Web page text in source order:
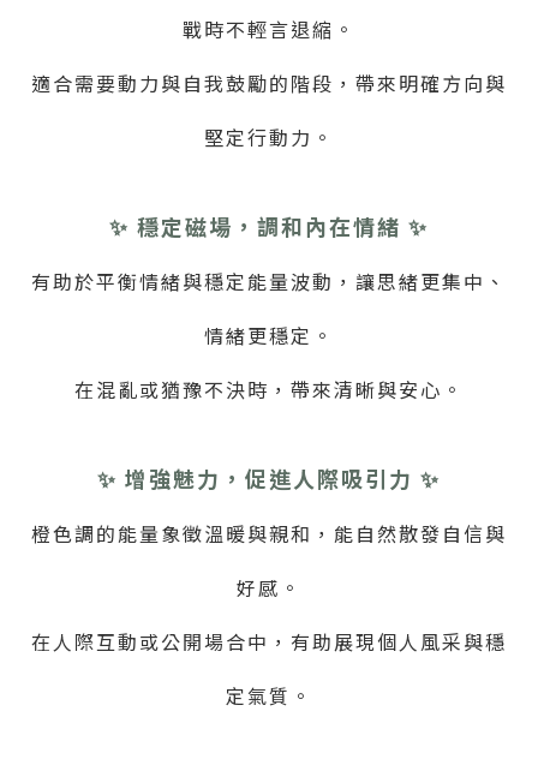
戰時不輕言退縮。
適合需要動力與自我鼓勵的階段，帶來明確方向與
堅定行動力。
✨ 穩定磁場，調和內在情緒 ✨
有助於平衡情緒與穩定能量波動，讓思緒更集中、
情緒更穩定。
在混亂或猶豫不決時，帶來清晰與安心。
✨ 增強魅力，促進人際吸引力 ✨
橙色調的能量象徵溫暖與親和，能自然散發自信與
好感。
在人際互動或公開場合中，有助展現個人風采與穩
定氣質。